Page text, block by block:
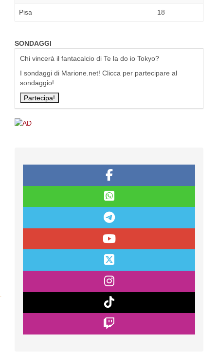
Pisa 18
SONDAGGI
Chi vincerà il fantacalcio di Te la do io Tokyo?
I sondaggi di Marione.net! Clicca per partecipare al
sondaggio!